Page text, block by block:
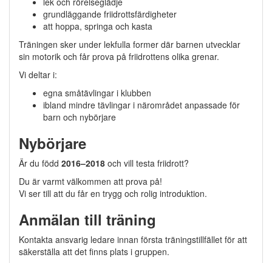
grundläggande friidrottsfärdigheter
att hoppa, springa och kasta
Träningen sker under lekfulla former där barnen utvecklar
sin motorik och får prova på friidrottens olika grenar.
Vi deltar i:
egna småtävlingar i klubben
ibland mindre tävlingar i närområdet anpassade för
barn och nybörjare
Nybörjare
Är du född 2016–2018 och vill testa friidrott?
Du är varmt välkommen att prova på!
Vi ser till att du får en trygg och rolig introduktion.
Anmälan till träning
Kontakta ansvarig ledare innan första träningstillfället för att
säkerställa att det finns plats i gruppen.